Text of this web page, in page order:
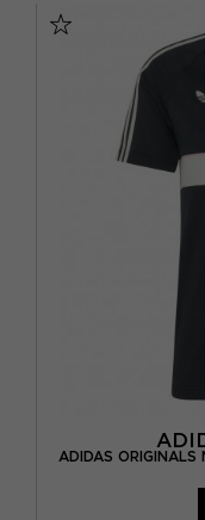
ADIDAS ORIGINALS